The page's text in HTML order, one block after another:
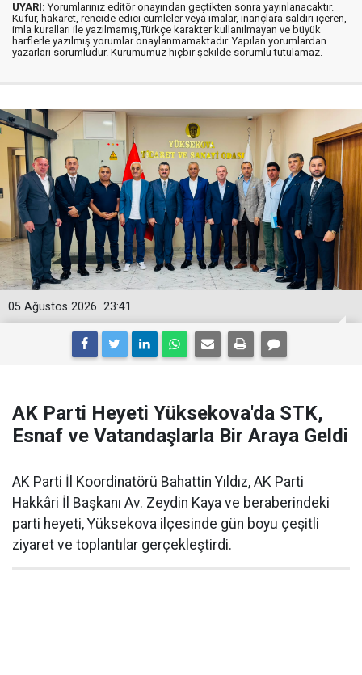
UYARI: Yorumlarınız editör onayından geçtikten sonra yayınlanacaktır.
Küfür, hakaret, rencide edici cümleler veya imalar, inançlara saldırı içeren,
imla kuralları ile yazılmamış,Türkçe karakter kullanılmayan ve büyük
harflerle yazılmış yorumlar onaylanmamaktadır. Yapılan yorumlardan
yazarları sorumludur. Kurumumuz hiçbir şekilde sorumlu tutulamaz.
23:41
05 Ağustos 2026
AK Parti Heyeti Yüksekova'da STK,
Esnaf ve Vatandaşlarla Bir Araya Geldi
AK Parti İl Koordinatörü Bahattin Yıldız, AK Parti
Hakkâri İl Başkanı Av. Zeydin Kaya ve beraberindeki
parti heyeti, Yüksekova ilçesinde gün boyu çeşitli
ziyaret ve toplantılar gerçekleştirdi.